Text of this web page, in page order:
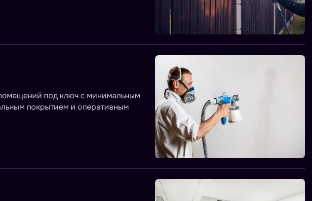
под ключ с минимальным
покрытием и оперативным